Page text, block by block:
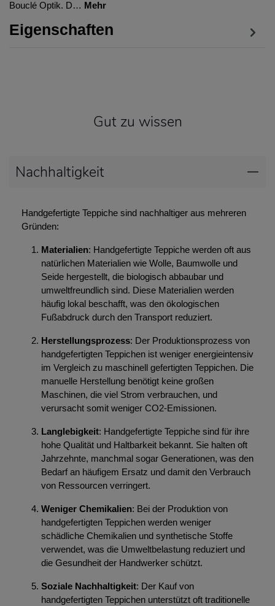
Bouclé Optik. D… Mehr
Eigenschaften
Gut zu wissen
Nachhaltigkeit
Handgefertigte Teppiche sind nachhaltiger aus mehreren
Gründen:
Materialien: Handgefertigte Teppiche werden oft aus
natürlichen Materialien wie Wolle, Baumwolle und
Seide hergestellt, die biologisch abbaubar und
umweltfreundlich sind. Diese Materialien werden
häufig lokal beschafft, was den ökologischen
Fußabdruck durch den Transport reduziert.
Herstellungsprozess: Der Produktionsprozess von
handgefertigten Teppichen ist weniger energieintensiv
im Vergleich zu maschinell gefertigten Teppichen. Die
manuelle Herstellung benötigt keine großen
Maschinen, die viel Strom verbrauchen, und
verursacht somit weniger CO2-Emissionen.
Langlebigkeit: Handgefertigte Teppiche sind für ihre
hohe Qualität und Haltbarkeit bekannt. Sie halten oft
Jahrzehnte, manchmal sogar Generationen, was den
Bedarf an häufigem Ersatz und damit den Verbrauch
von Ressourcen verringert.
Weniger Chemikalien: Bei der Produktion von
handgefertigten Teppichen werden weniger
schädliche Chemikalien und synthetische Stoffe
verwendet, was die Umweltbelastung reduziert und
die Gesundheit der Handwerker schützt.
Soziale Nachhaltigkeit: Der Kauf von
handgefertigten Teppichen unterstützt oft traditionelle